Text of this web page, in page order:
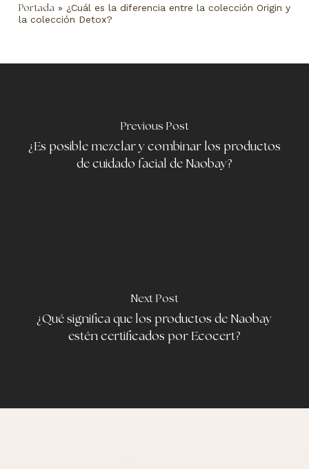
Portada » ¿Cuál es la diferencia entre la colección Origin y
la colección Detox?
Previous Post
¿Es posible mezclar y combinar los productos
de cuidado facial de Naobay?
Next Post
¿Qué significa que los productos de Naobay
estén certificados por Ecocert?